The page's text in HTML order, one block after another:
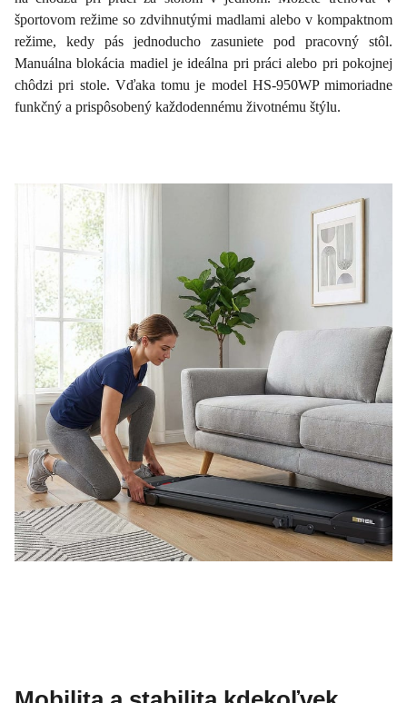
športovom režime so zdvihnutými madlami alebo v kompaktnom
režime, kedy pás jednoducho zasuniete pod pracovný stôl.
Manuálna blokácia madiel je ideálna pri práci alebo pri pokojnej
chôdzi pri stole. Vďaka tomu je model HS-950WP mimoriadne
funkčný a prispôsobený každodennému životnému štýlu.